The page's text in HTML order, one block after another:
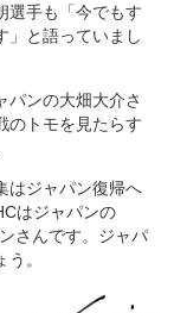
選手も「今でもす
」と語っていまし
ンの大畑大介さ
のトモを見たらす
はジャパン復帰へ
はジャパンの
さんです。ジャパ
。